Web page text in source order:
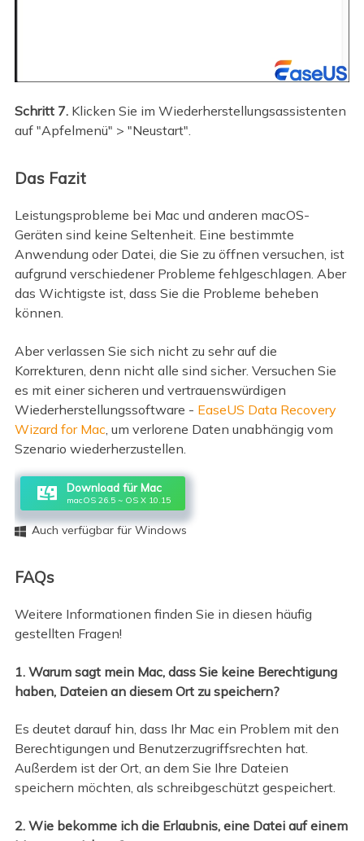
Schritt 7.Klicken Sie im Wiederherstellungsassistenten
auf "Apfelmenü" > "Neustart".
Das Fazit
Leistungsprobleme bei Mac und anderen macOS-
Geräten sind keine Seltenheit. Eine bestimmte
Anwendung oder Datei, die Sie zu öffnen versuchen, ist
aufgrund verschiedener Probleme fehlgeschlagen. Aber
das Wichtigste ist, dass Sie die Probleme beheben
können.
Aber verlassen Sie sich nicht zu sehr auf die
Korrekturen, denn nicht alle sind sicher. Versuchen Sie
es mit einer sicheren und vertrauenswürdigen
Wiederherstellungssoftware - EaseUS Data Recovery
Wizard for Mac , um verlorene Daten unabhängig vom
Szenario wiederherzustellen.
Download für Mac
macOS 26.5 ~ OS X 10.15
 Auch verfügbar für Windows
FAQs
Weitere Informationen finden Sie in diesen häufig
gestellten Fragen!
1. Warum sagt mein Mac, dass Sie keine Berechtigung
haben, Dateien an diesem Ort zu speichern?
Es deutet darauf hin, dass Ihr Mac ein Problem mit den
Berechtigungen und Benutzerzugriffsrechten hat.
Außerdem ist der Ort, an dem Sie Ihre Dateien
speichern möchten, als schreibgeschützt gespeichert.
2. Wie bekomme ich die Erlaubnis, eine Datei auf einem